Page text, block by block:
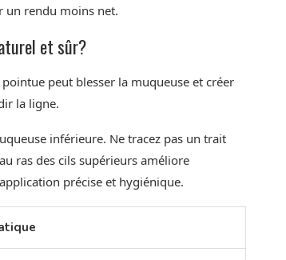
un rendu moins net.
et sûr?
peut blesser la muqueuse et créer
la ligne.
inférieure. Ne tracez pas un trait
ras des cils supérieurs améliore
précise et hygiénique.